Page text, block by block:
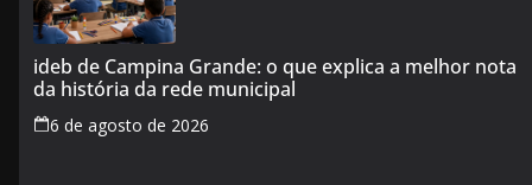
ideb de Campina Grande: o que explica a melhor nota
da história da rede municipal
6 de agosto de 2026